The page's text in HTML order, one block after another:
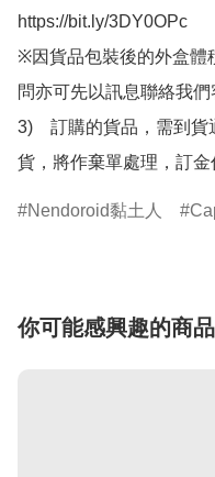
https://bit.ly/3DY0OPc
※因貨品包裝後的外盒體
問亦可先以訊息聯絡我
3)　訂購的貨品，需到
貨，將作棄單處理，訂金
Nendoroid黏土人
你可能感興趣的商品